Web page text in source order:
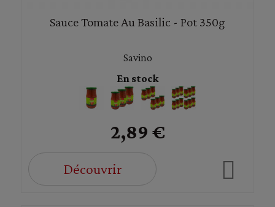
Sauce Tomate Au Basilic - Pot 350g
Savino
En stock
2,89 €
Découvrir